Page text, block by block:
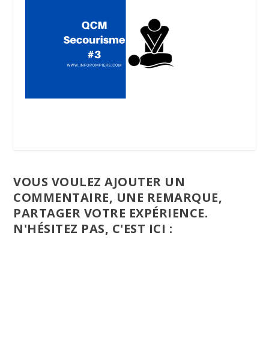
VOUS VOULEZ AJOUTER UN
COMMENTAIRE, UNE REMARQUE,
PARTAGER VOTRE EXPÉRIENCE.
N'HÉSITEZ PAS, C'EST ICI :